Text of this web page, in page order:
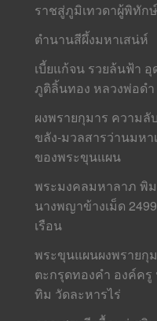
ราชสู่ภูมิเทวดาผู้พิทักษ์
ตำนานสีผึ้งมหาเสน่ห์
เบี้ยแก้จน รวยล้นฟ้า อุ
ภูติลิ้นทอง หลวงพ่อดำ
ผงพรายกุมาร ความลั
ขลัง-มวลสารว่านมหา
ของพระขุนแผน
พระมงคลมหาลาภ พิ
นางพญาข้างเม็ด
เรือน
พระขุนแผนผงพรายกุ
ตะกรุดทองคำ องค์ครู
ทิม วัดละหารไร่